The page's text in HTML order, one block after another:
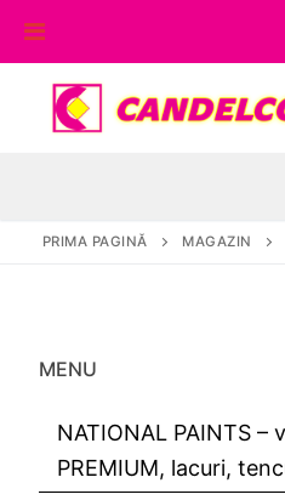
conținut
PRIMA PAGINĂ MAGAZIN
MENU
NATIONAL PAINTS –
PREMIUM, lacuri,